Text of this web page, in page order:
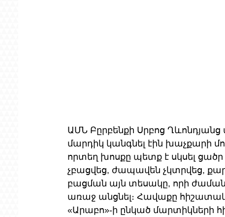
ԱՄՆ Բըրբենքի Սրբոց Ղևոնդյանց
մարդիկ կանգնել էին խաչքարի
որտեղ խոսքը պետք է սկսել
չբացվեց, ժապավեն չկտրվեց,
բացման այն տեսակը, որի
առաջ անցնել։ Հավաքը
«Արաբո»-ի ընկած